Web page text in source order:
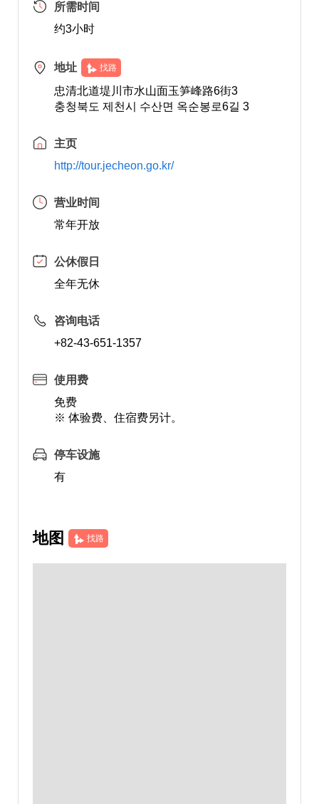
所需时间
约3小时
地址 找路
忠清北道堤川市水山面玉笋峰路6街3
충청북도 제천시 수산면 옥순봉로6길 3
主页
http://tour.jecheon.go.kr/
营业时间
常年开放
公休假日
全年无休
咨询电话
+82-43-651-1357
使用费
免费
※ 体验费、住宿费另计。
停车设施
有
地图 找路